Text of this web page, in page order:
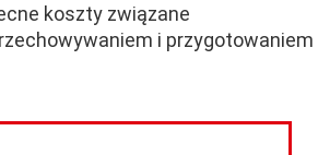
koszty związane
i przygotowaniem